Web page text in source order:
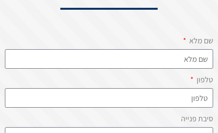
שם מלא
טלפון
סיבת פנייה